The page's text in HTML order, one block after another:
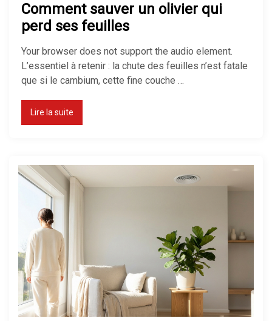
Comment sauver un olivier qui
perd ses feuilles
Your browser does not support the audio element.
L’essentiel à retenir : la chute des feuilles n’est fatale
que si le cambium, cette fine couche …
Lire la suite